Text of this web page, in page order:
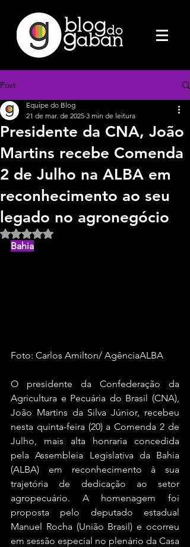
Post
Presidente da CNA, João
Martins recebe Comenda
2 de Julho na ALBA em
reconhecimento ao seu
legado no agronegócio
Equipe do Blog
21 de mar. de 2025 3 min de leitura
Avaliado com NaN de 5 estrelas.
Bahia
Foto: Carlos Amilton/ AgênciaALBA
O presidente da Confederação da
Agricultura e Pecuária do Brasil (CNA),
João Martins da Silva Júnior, recebeu
nesta quinta-feira (20) a Comenda 2 de
Julho, mais alta honraria concedida
pela Assembleia Legislativa da Bahia
(ALBA) em reconhecimento à sua
trajetória de dedicação ao setor
agropecuário. A homenagem foi
proposta pelo deputado estadual
Manuel Rocha (União Brasil) e ocorreu
em sessão especial no plenário da Casa